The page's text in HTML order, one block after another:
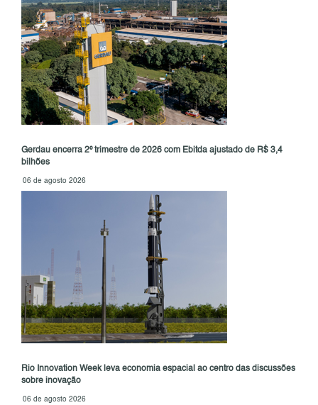
Gerdau encerra 2º trimestre de 2026 com Ebitda ajustado de R$ 3,4
bilhões
06 de agosto 2026
Rio Innovation Week leva economia espacial ao centro das discussões
sobre inovação
06 de agosto 2026